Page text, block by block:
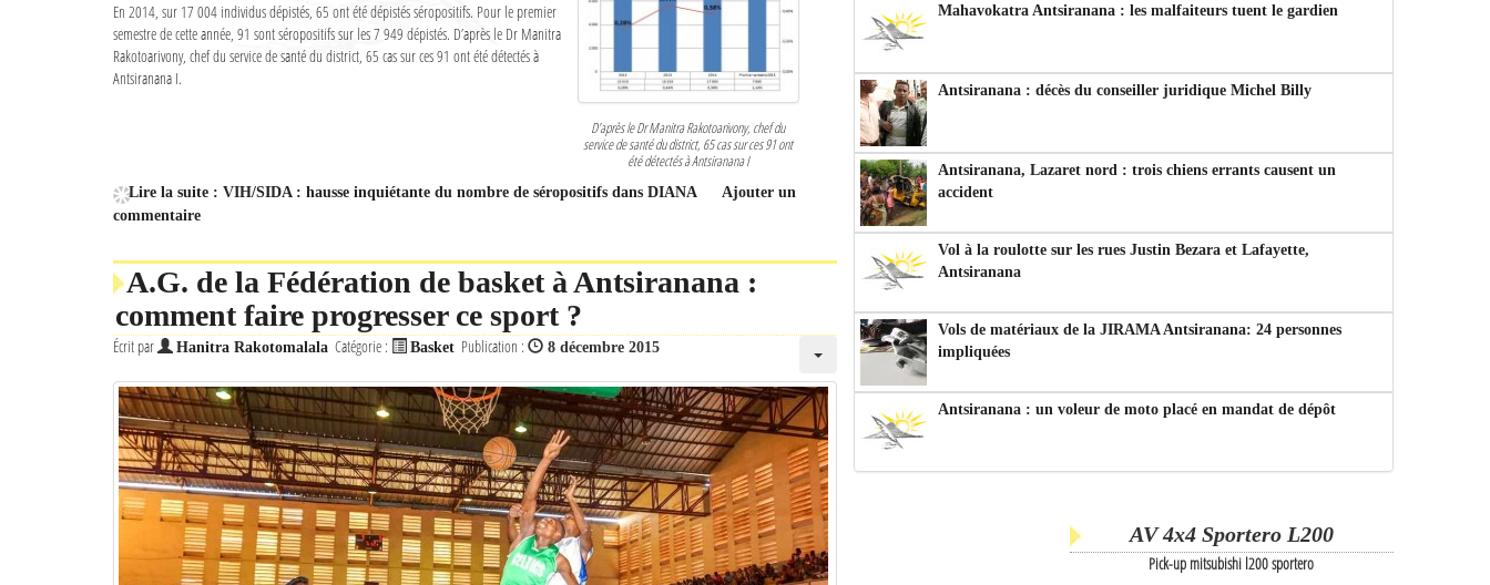
D’après le Dr Manitra Rakotoarivony, chef du
service de santé du district, 65 cas sur ces 91 ont
été détectés à Antsiranana I
En 2014, sur 17 004 individus dépistés, 65 ont été dépistés séropositifs. Pour le premier
semestre de cette année, 91 sont séropositifs sur les 7 949 dépistés. D’après le Dr Manitra
Rakotoarivony, chef du service de santé du district, 65 cas sur ces 91 ont été détectés à
Antsiranana I.
Lire la suite : VIH/SIDA : hausse inquiétante du nombre de séropositifs dans DIANA
Ajouter un
commentaire
A.G. de la Fédération de basket à Antsiranana :
comment faire progresser ce sport ?
Écrit par Hanitra Rakotomalala Catégorie : Basket Publication : 8 décembre 2015
Mahavokatra Antsiranana : les malfaiteurs tuent le gardien
Antsiranana : décès du conseiller juridique Michel Billy
Antsiranana, Lazaret nord : trois chiens errants causent un
accident
Vol à la roulotte sur les rues Justin Bezara et Lafayette,
Antsiranana
Vols de matériaux de la JIRAMA Antsiranana: 24 personnes
impliquées
Antsiranana : un voleur de moto placé en mandat de dépôt
AV 4x4 Sportero L200
Pick-up mitsubishi l200 sportero